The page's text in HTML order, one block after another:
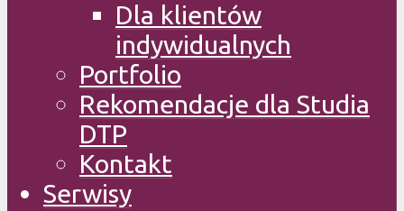
Dla klientów
indywidualnych
Portfolio
Rekomendacje dla Studia
DTP
Kontakt
Serwisy